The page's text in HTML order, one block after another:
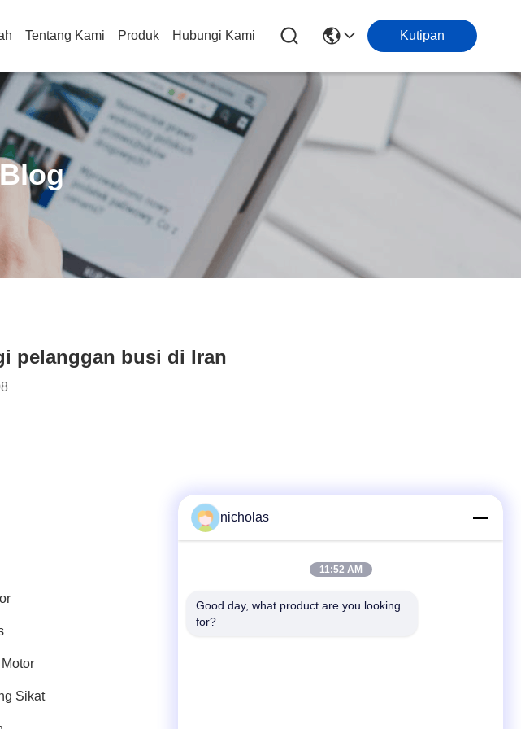
Tentang Kami Produk Hubungi Kami Kutipan
pelanggan busi di Iran
Sikat
Telp
nicholas
11:52 AM
Good day, what product are you looking
for?